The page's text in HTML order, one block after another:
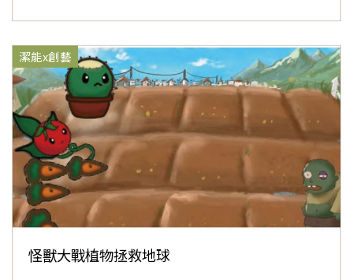
潔能x創藝
怪獸大戰植物拯救地球